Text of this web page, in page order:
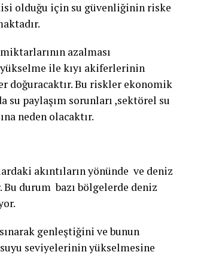
olduğu için su güvenliğinin riske
azalması
ile kıyı akiferlerinin
doğuracaktır. Bu riskler ekonomik
su paylaşım sorunları ,sektörel su
neden olacaktır.
akıntıların yönünde ve deniz
durum bazı bölgelerde deniz
genleştiğini ve bunun
seviyelerinin yükselmesine